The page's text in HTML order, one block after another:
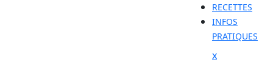
RECETTES
INFOS
PRATIQUES
xClose